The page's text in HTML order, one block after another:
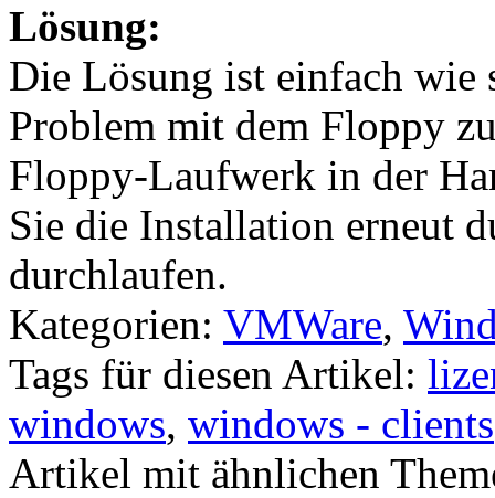
Lösung:
Die Lösung ist einfach wie
Problem mit dem Floppy
Floppy-Laufwerk in der
Sie die Installation erneut
durchlaufen.
Kategorien: VMWare,
Tags für diesen Artikel:
windows, windows - clients
Artikel mit ähnlichen